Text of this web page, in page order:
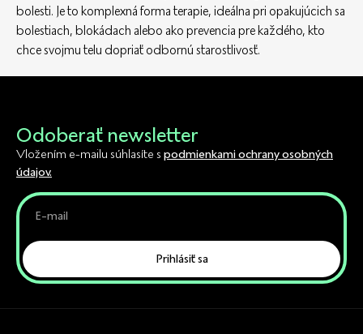
bolesti. Je to komplexná forma terapie, ideálna pri opakujúcich sa
bolestiach, blokádach alebo ako prevencia pre každého, kto
chce svojmu telu dopriať odbornú starostlivosť.
Odoberať newsletter
Vložením e-mailu súhlasíte s podmienkami ochrany osobných
údajov.
Prihlásiť sa